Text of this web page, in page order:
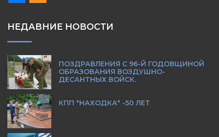
НЕДАВНИЕ НОВОСТИ
ПОЗДРАВЛЕНИЯ С 96-Й ГОДОВЩИНОЙ
ОБРАЗОВАНИЯ ВОЗДУШНО-
ДЕСАНТНЫХ ВОЙСК.
КПП "НАХОДКА" -50 ЛЕТ